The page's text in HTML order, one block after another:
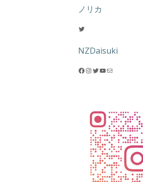
ノリカ
Twitter
NZDaisuki
Facebook InstagramTwitter YouTube メール